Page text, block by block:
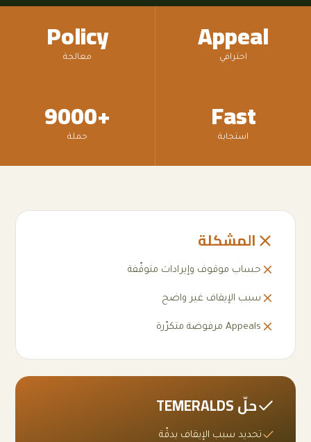
Appeal
احترافي Policy
معالجة
Fast
استجابة +9000 حملة
المشكلة
حساب موقوف وإيرادات متوقّفة
سبب الإيقاف غير واضح
Appeals مرفوضة متكرّرة
حلّ TEMERALDS
تحديد سبب الإيقاف بدقّة